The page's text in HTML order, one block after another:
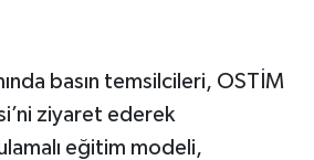
basın temsilcileri, OSTİM
ziyaret ederek
eğitim modeli,